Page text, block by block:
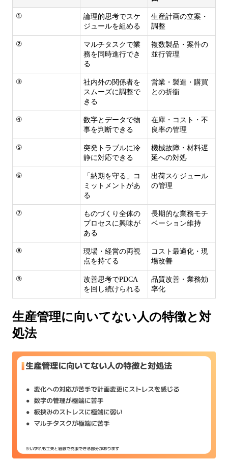
①
論理的思考でスケ
ジュールを組める
生産計画の立案・
調整
②
マルチタスクで業
務を同時進行でき
る
複数製品・案件の
並行管理
③
社内外の関係者を
スムーズに調整で
きる
営業・製造・購買
との折衝
④
数字とデータで物
事を判断できる
在庫・コスト・不
良率の管理
⑤
突発トラブルに冷
静に対応できる
機械故障・材料遅
延への対処
⑥
「納期を守る」コ
ミットメントがあ
る
出荷スケジュール
の管理
⑦
ものづくり全体の
プロセスに興味が
ある
長期的な業務モチ
ベーション維持
⑧
現場・経営の両視
点を持てる
コスト最適化・現
場改善
⑨
改善思考でPDCA
を回し続けられる
品質改善・業務効
率化
生産管理に向いてない人の特徴と対
処法